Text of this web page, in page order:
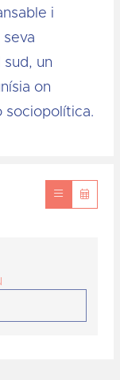
i
sud, un
on
sociopolítica.